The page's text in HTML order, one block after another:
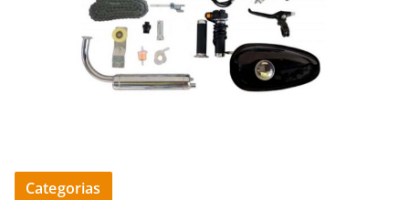
Categorias